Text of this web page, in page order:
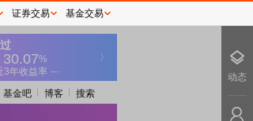
基金吧 博客 搜索
证券交易 基金交易
动态